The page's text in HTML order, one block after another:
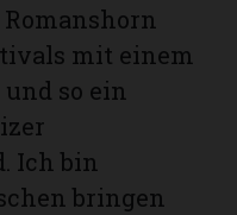
mit einem
so ein
Ich bin
bringen